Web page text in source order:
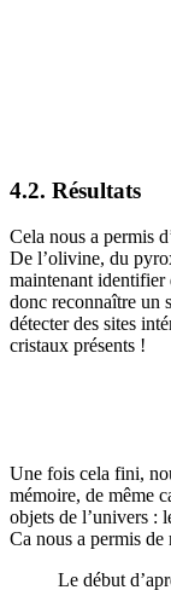
4.2. Résultats
Cela nous a permis
De l’olivine, du
maintenant identifier
donc reconnaître un
détecter des sites
cristaux présents !
Une fois cela fini,
mémoire, de même
objets de l’univers :
Ca nous a permis de
Le début